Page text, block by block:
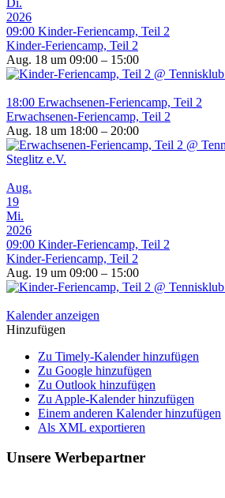
2026
09:00 Kinder-Feriencamp, Teil 2
Kinder-Feriencamp, Teil 2
Aug. 18 um 09:00 – 15:00
18:00 Erwachsenen-Feriencamp, Teil 2
Erwachsenen-Feriencamp, Teil 2
Aug. 18 um 18:00 – 20:00
Aug.
19
Mi.
2026
09:00 Kinder-Feriencamp, Teil 2
Kinder-Feriencamp, Teil 2
Aug. 19 um 09:00 – 15:00
Kalender anzeigen
Hinzufügen
Zu Timely-Kalender hinzufügen
Zu Google hinzufügen
Zu Outlook hinzufügen
Zu Apple-Kalender hinzufügen
Einem anderen Kalender hinzufügen
Als XML exportieren
Unsere Werbepartner